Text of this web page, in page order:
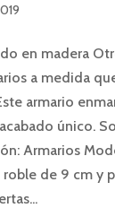
en madera
a medida
armario
único.
Armarios
de 9 cm y